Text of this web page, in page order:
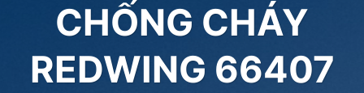
CHỐNG CHÁY
REDWING 66407